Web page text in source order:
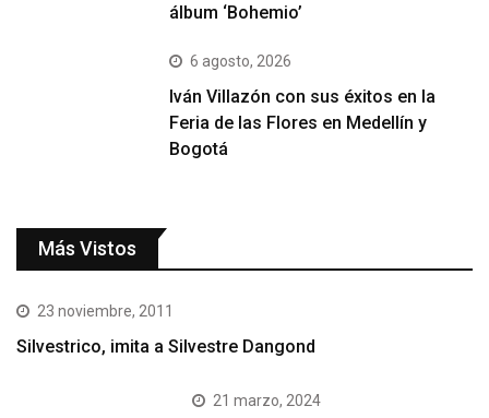
álbum ‘Bohemio’
6 agosto, 2026
Iván Villazón con sus éxitos en la
Feria de las Flores en Medellín y
Bogotá
Más Vistos
23 noviembre, 2011
Silvestrico, imita a Silvestre Dangond
21 marzo, 2024